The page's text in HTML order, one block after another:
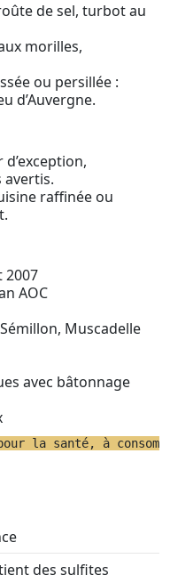
de sel, turbot au
morilles,
ou persillée :
d’Auvergne.
raffinée ou
2007
AOC
Muscadelle
avec bâtonnage
la santé, à
des sulfites